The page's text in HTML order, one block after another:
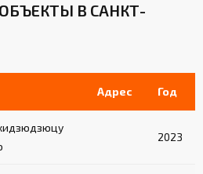
В САНКТ-
Адрес Год
2023